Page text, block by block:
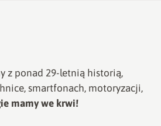
z ponad 29-letnią historią,
smartfonach, motoryzacji,
mamy we krwi!